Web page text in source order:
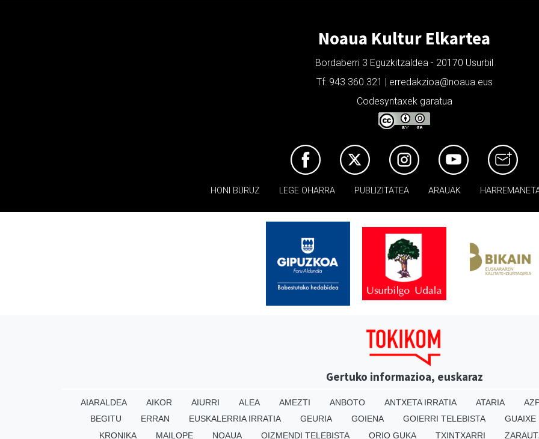
Noaua Kultur Elkartea
Bordaberri 3 Eguzkitzaldea - 20170 Usurbil
Tf: 943 360 321 | erredakzioa@noaua.eus
Codesyntaxek garatua
HONI BURUZ LEGE OHARRA PUBLIZITATEA ARAUAK
Gertuko informazioa, euskaraz
AIARALDEA AIKOR AIURRI ALEA AMEZTI ANBOTO ANTXETA IRRATIA ATARIA
BEGITU
ERRAN EUSKALERRIA IRRATIA GEURIA GOIENA GOIERRI TELEBISTA
GUAIXE
KRONIKA
MAILOPE NOAUA OIZMENDI TELEBISTA ORIO GUKA TXINTXARRI